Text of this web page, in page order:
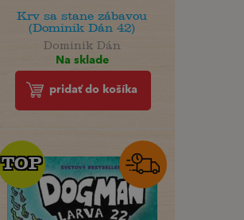
Krv sa stane zábavou
(Dominik Dán 42)
Dominik Dán
Na sklade
pridať do košíka
TOP
TOP